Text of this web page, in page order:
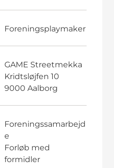
Foreningsplaymaker
GAME Streetmekka
Kridtsløjfen 10
9000 Aalborg
Foreningssamarbejd
e
Forløb med
formidler